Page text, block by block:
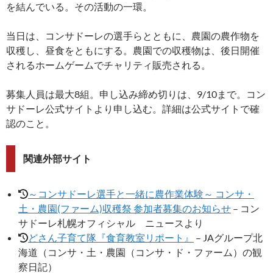
を結んでいる。その活動の一環。
当日は、コンサドーレの選手らとともに、農園の農作物を
収穫し、昼食をともにする。農園での収穫物は、後日開催
されるホームゲームでチャリティ販売される。
募集人員は最大8組。申し込み締め切りは、9/10まで。コン
サドーレ公式サイトより申し込む。詳細は公式サイトで確
認のこと。
関連外部サイト
～コンサドーレ選手と一緒に農作業体験～ コンサ・
土・農園(ファーム)収穫祭 参加者募集のお知らせ – コン
サドーレ札幌オフィシャル ニュースより
どさん子育て隊『食育教室リポート』
– JAグループ北
海道（コンサ・土・農園（コンサ・ド・ファーム）の観
察日記）